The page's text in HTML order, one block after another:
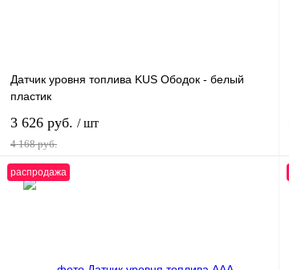
Датчик уровня топлива KUS Ободок - белый
пластик
3 626 руб. / шт
4 168 руб.
распродажа